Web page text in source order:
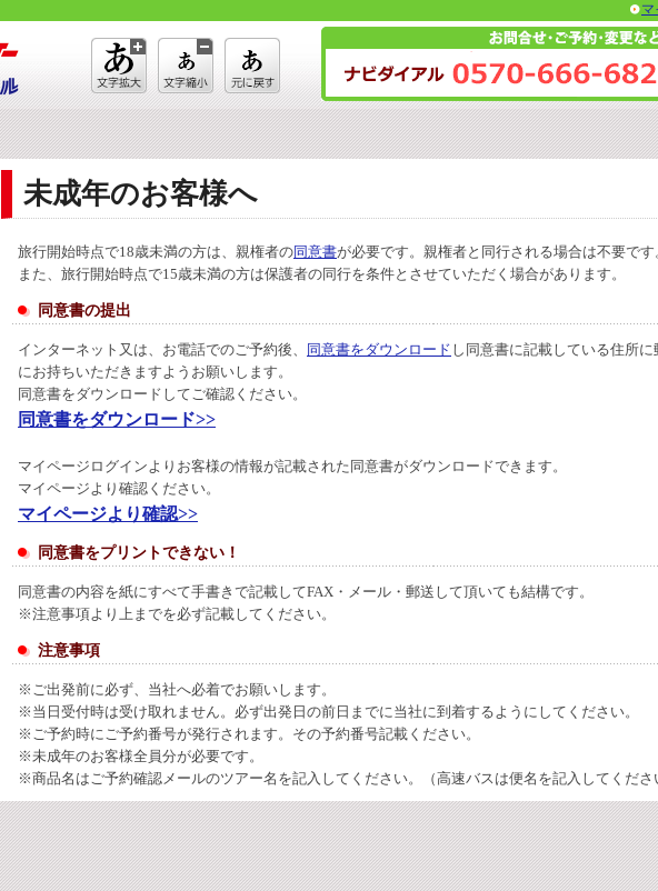
マ
未成年のお客様へ
旅行開始時点で18歳未満の方は、親権者の同意書が必要です。親権者と同行される場合は不要です
また、旅行開始時点で15歳未満の方は保護者の同行を条件とさせていただく場合があります。
同意書の提出
インターネット又は、お電話でのご予約後、 同意書をダウンロード し同意書に記載している住所
にお持ちいただきますようお願いします。
同意書をダウンロードしてご確認ください。
同意書をダウンロード>>
マイページログインよりお客様の情報が記載された同意書がダウンロードできます。
マイページより確認ください。
マイページより確認>>
同意書をプリントできない！
同意書の内容を紙にすべて手書きで記載してFAX・メール・郵送して頂いても結構です。
※注意事項より上までを必ず記載してください。
注意事項
※ご出発前に必ず、当社へ必着でお願いします。
※当日受付時は受け取れません。必ず出発日の前日までに当社に到着するようにしてください。
※ご予約時にご予約番号が発行されます。その予約番号記載ください。
※未成年のお客様全員分が必要です。
※商品名はご予約確認メールのツアー名を記入してください。（高速バスは便名を記入してくださ